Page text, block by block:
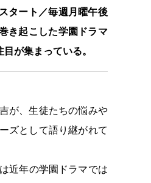
タート／毎週月曜午後
き起こした学園ドラマ
が集まっている。
が、生徒たちの悩みや
ズとして語り継がれて
近年の学園ドラマでは